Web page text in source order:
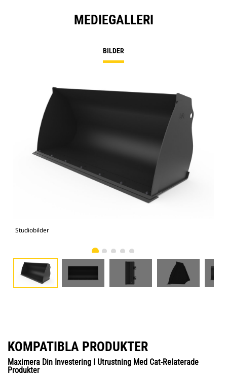
MEDIEGALLERI
BILDER
Studiobilder
KOMPATIBLA PRODUKTER
Maximera Din Investering I Utrustning Med Cat-Relaterade
Produkter